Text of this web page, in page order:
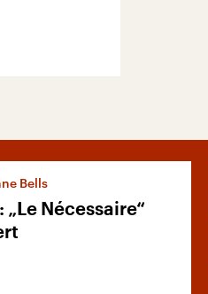
Bells
„Le Nécessaire“